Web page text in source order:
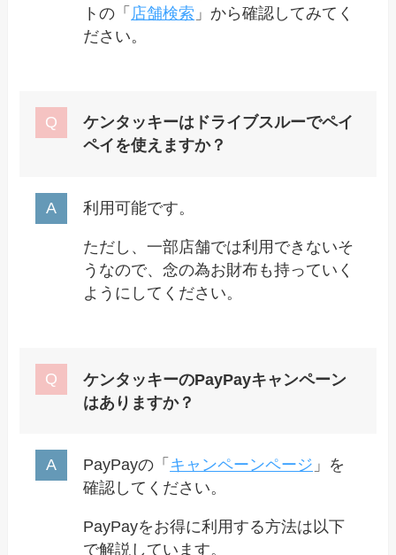
トの「 店舗検索 」から確認してみてく
ださい。
ケンタッキーはドライブスルーでペイ
ペイを使えますか？
利用可能です。
ただし、一部店舗では利用できないそ
うなので、念の為お財布も持っていく
ようにしてください。
ケンタッキーのPayPayキャンペーン
はありますか？
PayPayの「 キャンペーンページ 」を
確認してください。
PayPayをお得に利用する方法は以下
で解説しています。